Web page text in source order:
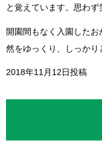
と覚えています。思わず
開園間もなく入園した
然をゆっくり、しっかり
2018年11月12日投稿